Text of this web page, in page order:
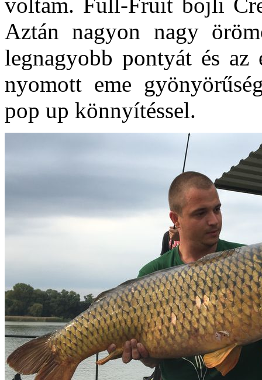
Aztán nagyon nagy
legnagyobb pontyát és
nyomott eme
pop up könnyítéssel.